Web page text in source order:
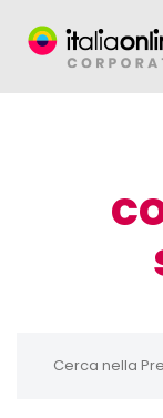
links
content